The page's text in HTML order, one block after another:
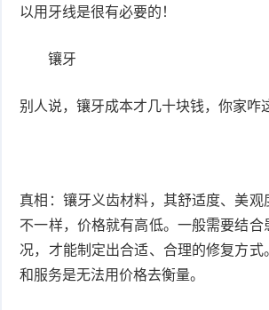
以用牙线是很有必要的！
镶牙
别人说，镶牙成本才几十块钱，你家咋
真相：镶牙义齿材料，其舒适度、美观
不一样，价格就有高低。一般需要结合
况，才能制定出合适、合理的修复方式
和服务是无法用价格去衡量。